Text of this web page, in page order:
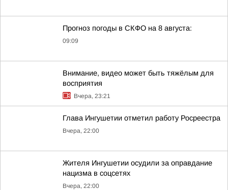
Прогноз погоды в СКФО на 8 августа:
09:09
Внимание, видео может быть тяжёлым для
восприятия
Вчера, 23:21
Глава Ингушетии отметил работу Росреестра
Вчера, 22:00
Жителя Ингушетии осудили за оправдание
нацизма в соцсетях
Вчера, 22:00